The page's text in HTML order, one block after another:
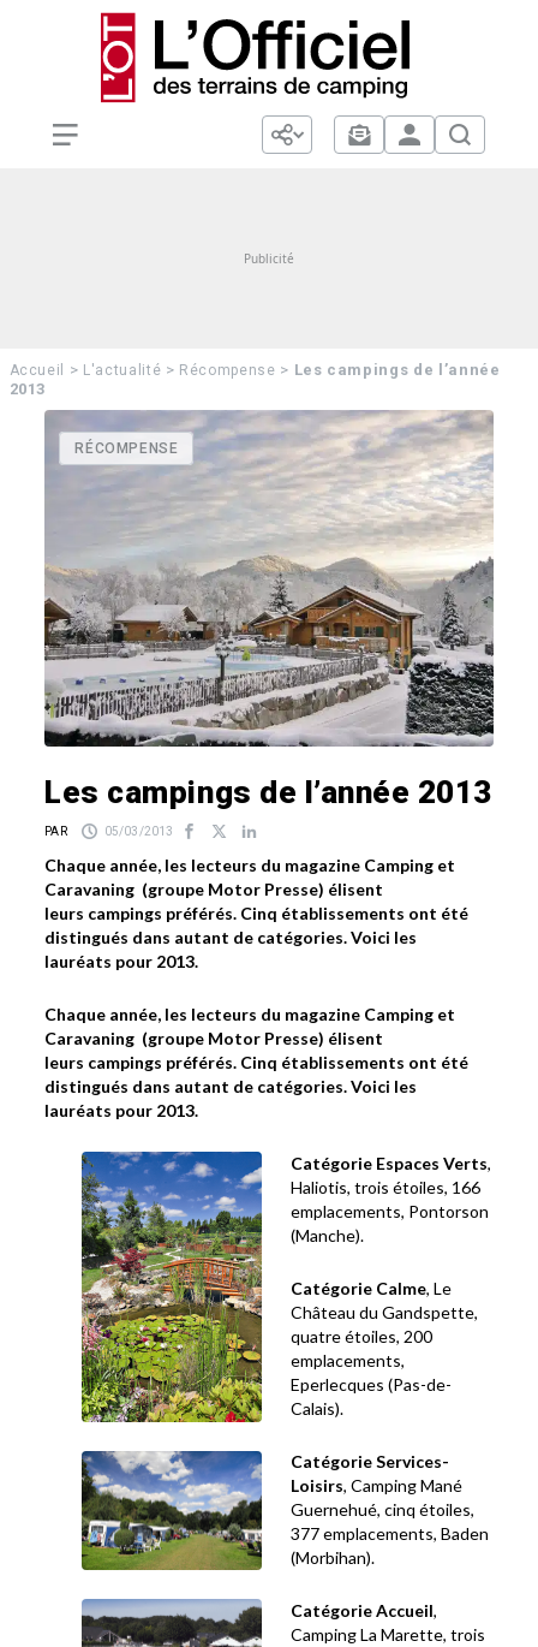
Accueil > L'actualité > Récompense > Les campings de l’année
2013
RÉCOMPENSE
Les campings de l’année 2013
PAR 05/03/2013
Chaque année, les lecteurs du magazine Camping et
Caravaning (groupe Motor Presse) élisent
leurs campings préférés. Cinq établissements ont été
distingués dans autant de catégories. Voici les
lauréats pour 2013.
Chaque année, les lecteurs du magazine Camping et
Caravaning (groupe Motor Presse) élisent
leurs campings préférés. Cinq établissements ont été
distingués dans autant de catégories. Voici les
lauréats pour 2013.
Catégorie Espaces Verts,
Haliotis, trois étoiles, 166
emplacements, Pontorson
(Manche).
Catégorie Calme, Le
Château du Gandspette,
quatre étoiles, 200
emplacements,
Eperlecques (Pas-de-
Calais).
Catégorie Services-
Loisirs, Camping Mané
Guernehué, cinq étoiles,
377 emplacements, Baden
(Morbihan).
Catégorie Accueil,
Camping La Marette, trois